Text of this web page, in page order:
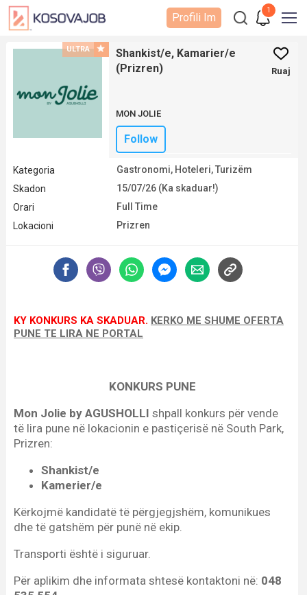
1
Profili Im
ULTRA
Shankist/e, Kamarier/e
(Prizren)
Ruaj
MON JOLIE
Follow
Kategoria
Gastronomi, Hoteleri, Turizëm
Skadon
15/07/26 (Ka skaduar!)
Orari
Full Time
Lokacioni
Prizren